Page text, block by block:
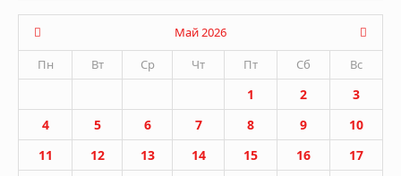
Май 2026
Пн
Вт Ср Чт Пт Сб Вс
1 2
3
4
5 6 7 8 9
10
11
12 13 14 15 16
17